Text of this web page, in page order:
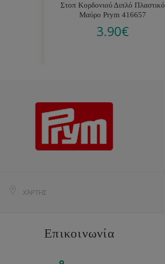
Στοπ Κορδονιού Διπλό Πλαστικό
Μαύρο Prym 416657
3.90€
ΧΆΡΤΗΣ
Επικοινωνία